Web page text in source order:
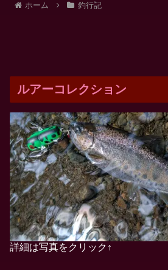
ホーム 釣行記
ルアーコレクション
詳細は写真をクリック↑